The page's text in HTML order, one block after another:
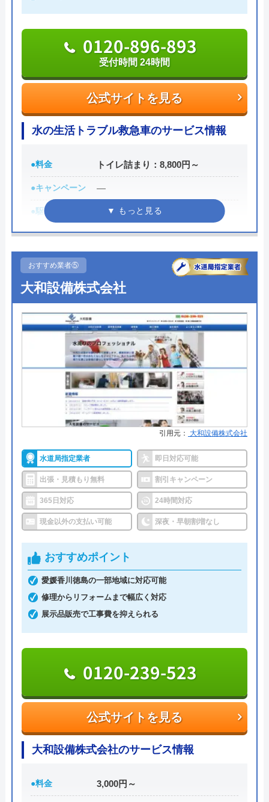
修理料金は1,100円～の作業料金に、別途3,300円の
出張料金が加算されます。見積もりは無料で実施し
ているのでお気軽にご連絡ください。
公式サイトを見る
0120-93-1187
受付時間 7:00～22:00
住まいる本舗の基本情報
運営会社 株式会社タクミプランニング
本社所在地
〒790-092
愛媛県松山市南久米町971-5-102
対応エリア 宇和島市周辺
住まいる本舗のクチコミ on
4（2件のクチコミ）
※クチコミの内容について
真田みのこ
Googleクチコミを見る
公式サイトを見る
0120-896-893
受付時間 24時間
水の生活トラブル救急車のサービス情報
●料金 トイレ詰まり：8,800円～
●キャンペーン ―
●駆けつけ時間 最短30分
●受付時間 24時間
●定休日
●出張見積もり
見積もり無料 ※お見積りの為にお
伺いは致しません
●支払い方法
現金・集金・銀行振込・クレジッ
トカード
●累計実績 ―
●保証・保険 最大5年の保証あり
詳細は公式HPでご確認ください
水の生活トラブル救急車がおすすめの理由
水の生活トラブル救急車は全国40都道府県を対応エ
リアとしており、またトイレやキッチン、お風呂な
ど水まわり設備全般の修理が可能な、誰でも相談し
やすい水道業者です。
熟練スタッフが訪問してくれるため、技術面に関し
ては信頼出来ますし、最短30分での駆けつけや見積
もりは無料の面も加味すると、相見積もりに利用し
たい業者の一つです。
公式サイトを見る
0120-896-893
受付時間 24時間
代表者 棚原健太郎
おすすめ業者⑤
大和設備株式会社
引用元： 大和設備株式会社
水道局指定業者 即日対応可能
出張・見積もり無料 割引キャンペーン
365日対応 24時間対応
現金以外の支払い可能 深夜・早朝割増なし
おすすめポイント
愛媛香川徳島の一部地域に対応可能
修理からリフォームまで幅広く対応
展示品販売で工事費を抑えられる
公式サイトを見る
0120-239-523
大和設備株式会社のサービス情報
●料金 3,000円～